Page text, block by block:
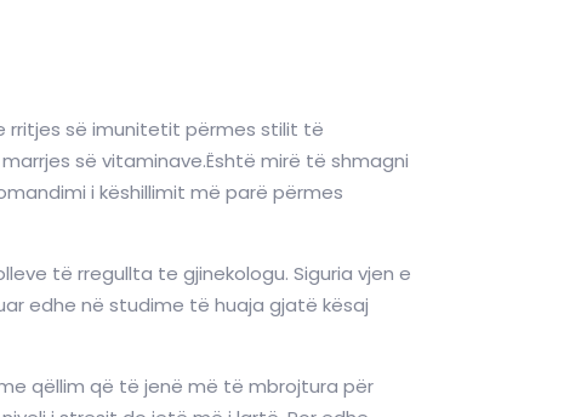
rritjes së imunitetit përmes stilit të
së vitaminave.Është mirë të shmagni
i këshillimit më parë përmes
të rregullta te gjinekologu. Siguria vjen e
edhe në studime të huaja gjatë kësaj
qëllim që të jenë më të mbrojtura për